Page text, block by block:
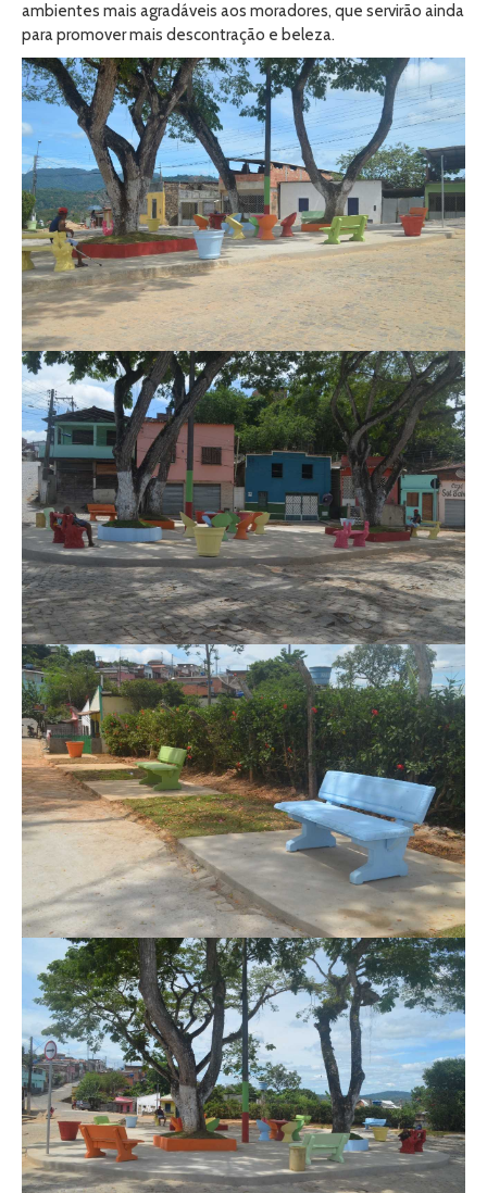
ambientes mais agradáveis aos moradores, que servirão ainda
para promover mais descontração e beleza.